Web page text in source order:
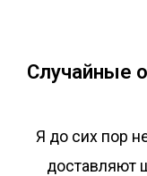
Случайные
Я до сих пор
доставляют